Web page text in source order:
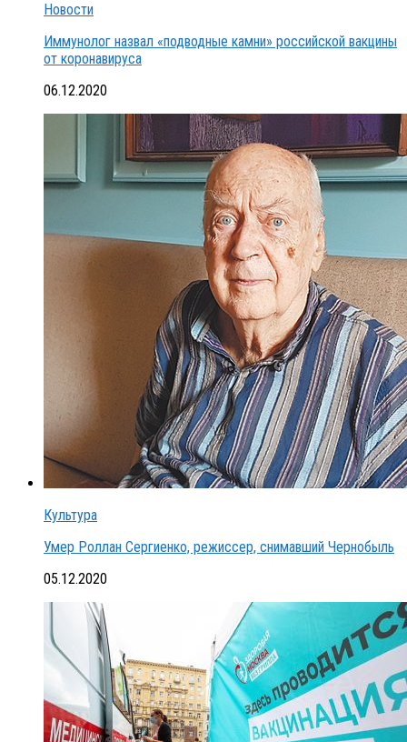
Новости
Иммунолог назвал «подводные камни» российской вакцины
от коронавируса
06.12.2020
Культура
Умер Роллан Сергиенко, режиссер, снимавший Чернобыль
05.12.2020